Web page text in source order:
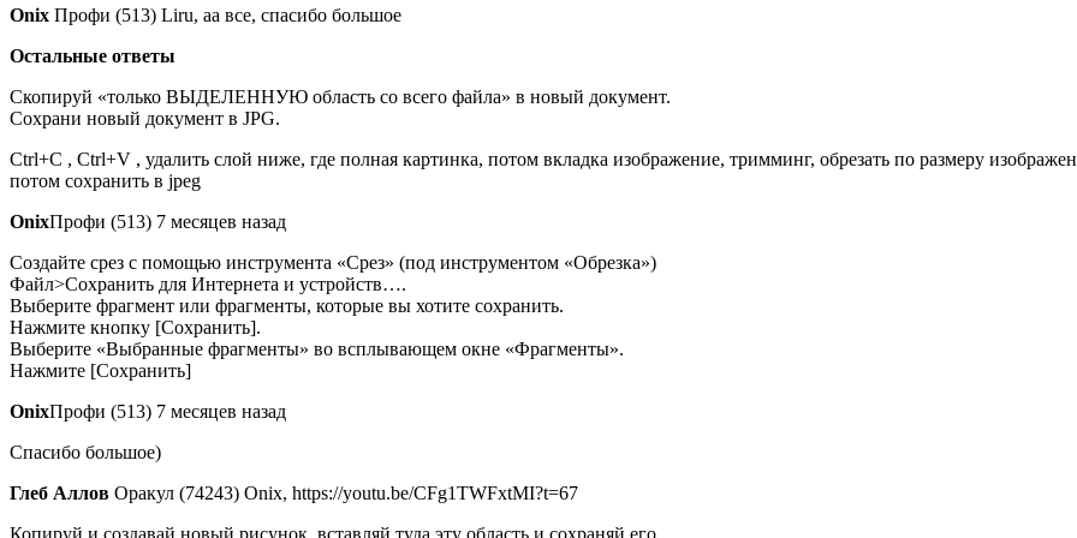
Onix Профи (513) Liru, аа все, спасибо большое
Остальные ответы
Скопируй «только ВЫДЕЛЕННУЮ область со всего файла» в новый документ.
Сохрани новый документ в JPG.
Ctrl+C , Ctrl+V , удалить слой ниже, где полная картинка, потом вкладка изображение, тримминг, обрезать по размеру
потом сохранить в jpeg
OnixПрофи (513) 7 месяцев назад
Создайте срез с помощью инструмента «Срез» (под инструментом «Обрезка»)
Файл>Сохранить для Интернета и устройств….
Выберите фрагмент или фрагменты, которые вы хотите сохранить.
Нажмите кнопку [Сохранить].
Выберите «Выбранные фрагменты» во всплывающем окне «Фрагменты».
Нажмите [Сохранить]
OnixПрофи (513) 7 месяцев назад
Спасибо большое)
Глеб Аллов Оракул (74243) Onix, https://youtu.be/CFg1TWFxtMI?t=67
Копируй и создавай новый рисунок, вставляй туда эту область и сохраняй его.